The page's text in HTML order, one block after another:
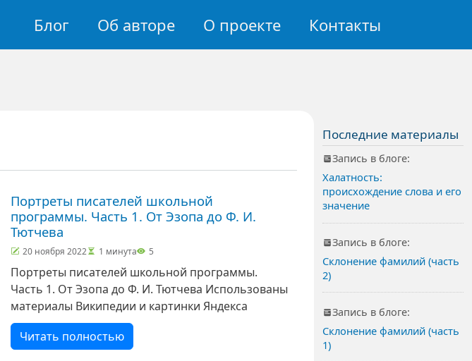
Найти
Основная навигация
Блог Об авторе О проекте Контакты
Портреты писателей школьной
программы. Часть 1. От Эзопа до Ф. И.
Тютчева
20 ноября 2022 1 минута 5
Портреты писателей школьной программы.
Часть 1. От Эзопа до Ф. И. Тютчева Использованы
материалы Википедии и картинки Яндекса
Читать полностью
Последние материалы
Запись в блоге:
Халатность:
происхождение слова и его
значение
Запись в блоге:
Склонение фамилий (часть
2)
Запись в блоге:
Склонение фамилий (часть
1)